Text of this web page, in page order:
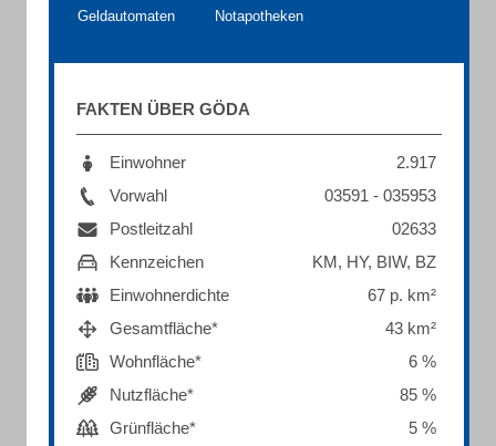
Geldautomaten Notapotheken
FAKTEN ÜBER GÖDA
Einwohner
2.917
Vorwahl
03591 - 035953
Postleitzahl
02633
Kennzeichen
KM, HY, BIW, BZ
Einwohnerdichte
67 p. km²
Gesamtfläche*
43 km²
Wohnfläche*
6 %
Nutzfläche*
85 %
Grünfläche*
5 %